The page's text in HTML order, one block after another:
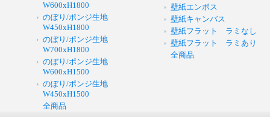
W600xH1800
のぼり/ポンジ生地
W450xH1800
のぼり/ポンジ生地
W700xH1800
のぼり/ポンジ生地
W600xH1500
のぼり/ポンジ生地
W450xH1500
全商品
壁紙エンボス
壁紙キャンバス
壁紙フラット ラミなし
壁紙フラット ラミあり
全商品